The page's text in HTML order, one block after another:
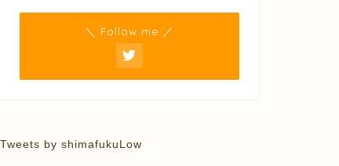
＼ Follow me ／
Tweets by shimafukuLow